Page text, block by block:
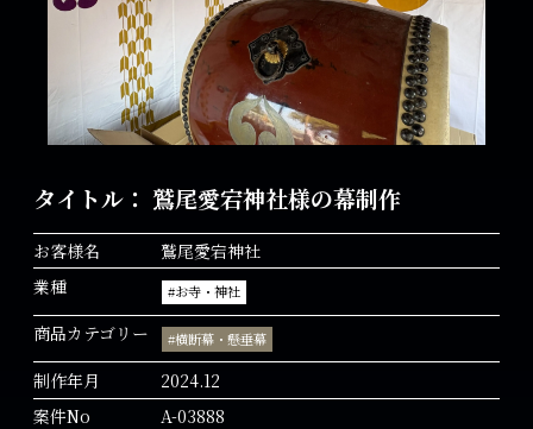
タイトル： 鷲尾愛宕神社様の幕制作
お客様名
鷲尾愛宕神社
業種
#お寺・神社
商品カテゴリー #横断幕・懸垂幕
制作年月
2024.12
案件No
A-03888